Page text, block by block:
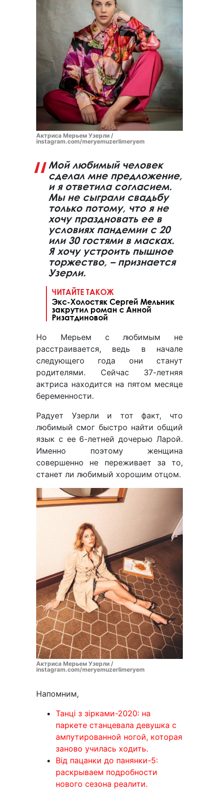
Актриса Мерьем Узерли /
instagram.com/meryemuzerlimeryem
Мой любимый человек
сделал мне предложение,
и я ответила согласием.
Мы не сыграли свадьбу
только потому, что я не
хочу праздновать ее в
условиях пандемии с 20
или 30 гостями в масках.
Я хочу устроить пышное
торжество, – признается
Узерли.
ЧИТАЙТЕ ТАКОЖ
Экс-Холостяк Сергей Мельник
закрутил роман с Анной
Ризатдиновой
Но Мерьем с любимым не
расстраивается, ведь в начале
следующего года они станут
родителями. Сейчас 37-летняя
актриса находится на пятом месяце
беременности.
Радует Узерли и тот факт, что
любимый смог быстро найти общий
язык с ее 6-летней дочерью Ларой.
Именно поэтому женщина
совершенно не переживает за то,
станет ли любимый хорошим отцом.
Актриса Мерьем Узерли /
instagram.com/meryemuzerlimeryem
Напомним,
Танці з зірками-2020: на
паркете станцевала девушка с
ампутированной ногой, которая
заново училась ходить.
Від пацанки до панянки-5:
раскрываем подробности
нового сезона реалити.